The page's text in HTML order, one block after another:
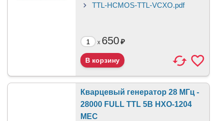
TTL-HCMOS-TTL-VCXO.pdf
x 650₽
Кварцевый генератор 28 МГц -
28000 FULL TTL 5В HXO-1204
MEC